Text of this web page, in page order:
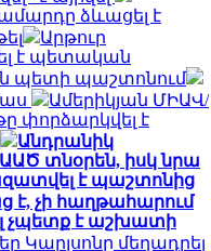
ձևացել է
Արթուր
է պետական
պետի պաշտոնում
Ամերիկյան ՄԻԱՎ/
փորձարկվել է
Անդրանիկ
տնօրեն, իսկ նրա
է պաշտոնից
է, չի հաղթահարում
չպետք է աշխատի
Կարլսոնը մեղադրել